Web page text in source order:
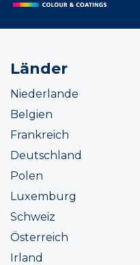
Länder
Niederlande
Belgien
Frankreich
Deutschland
Polen
Luxemburg
Schweiz
Österreich
Irland